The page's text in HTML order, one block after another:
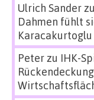
Ulrich Sanderzu
Dahmen fühlt
Peterzu IHK-